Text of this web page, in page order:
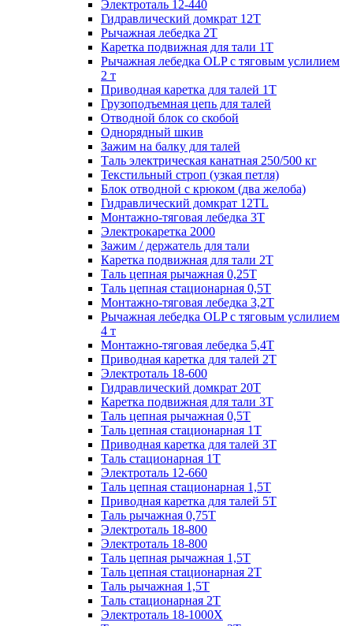
Электроталь 12-440
Гидравлический домкрат 12Т
Рычажная лебедка 2Т
Каретка подвижная для тали 1Т
Рычажная лебедка OLP с тяговым услилием
2 т
Приводная каретка для талей 1Т
Грузоподъемная цепь для талей
Отводной блок со скобой
Однорядный шкив
Зажим на балку для талей
Таль электрическая канатная 250/500 кг
Текстильный строп (узкая петля)
Блок отводной с крюком (два желоба)
Гидравлический домкрат 12TL
Монтажно-тяговая лебедка 3Т
Электрокаретка 2000
Зажим / держатель для тали
Каретка подвижная для тали 2Т
Таль цепная рычажная 0,25Т
Таль цепная стационарная 0,5Т
Монтажно-тяговая лебедка 3,2Т
Рычажная лебедка OLP с тяговым услилием
4 т
Монтажно-тяговая лебедка 5,4Т
Приводная каретка для талей 2Т
Электроталь 18-600
Гидравлический домкрат 20T
Каретка подвижная для тали 3Т
Таль цепная рычажная 0,5Т
Таль цепная стационарная 1Т
Приводная каретка для талей 3Т
Таль стационарная 1Т
Электроталь 12-660
Таль цепная стационарная 1,5Т
Приводная каретка для талей 5Т
Таль рычажная 0,75Т
Электроталь 18-800
Электроталь 18-800
Таль цепная рычажная 1,5Т
Таль цепная стационарная 2Т
Таль рычажная 1,5Т
Таль стационарная 2Т
Электроталь 18-1000X